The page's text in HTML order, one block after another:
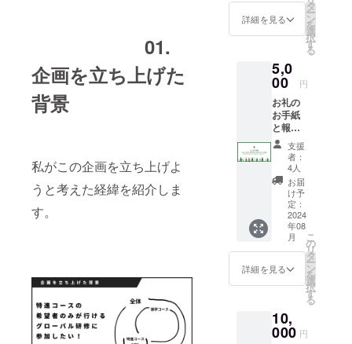
01.
企画を立ち上げた
背景
私がこの企画を立ち上げよ
うと考えた経緯を紹介しま
す。
詳細を見る
タ
ー
ン
を
選
択
す
る
5,0
00 円
お礼の
お手紙
と報告
書と現
地で
撮った
素敵な
お写真1
枚を
PDFで
送らせ
て頂き
ます。
支援
者：
4人
お届
け予
定：
2024
年08
月
詳細を見る
こ
の
リ
タ
ー
ン
を
選
択
す
る
10,
000 円